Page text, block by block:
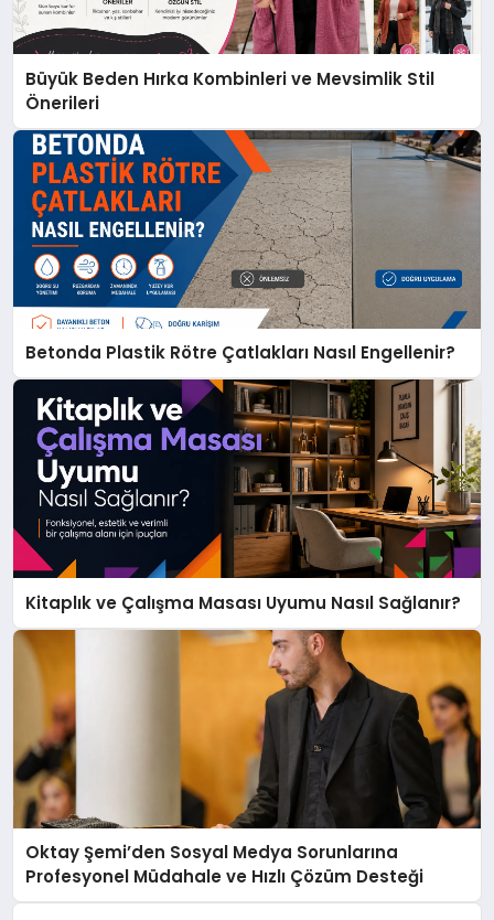
Büyük Beden Hırka Kombinleri ve Mevsimlik Stil
Önerileri
Betonda Plastik Rötre Çatlakları Nasıl Engellenir?
Kitaplık ve Çalışma Masası Uyumu Nasıl Sağlanır?
Oktay Şemi’den Sosyal Medya Sorunlarına
Profesyonel Müdahale ve Hızlı Çözüm Desteği